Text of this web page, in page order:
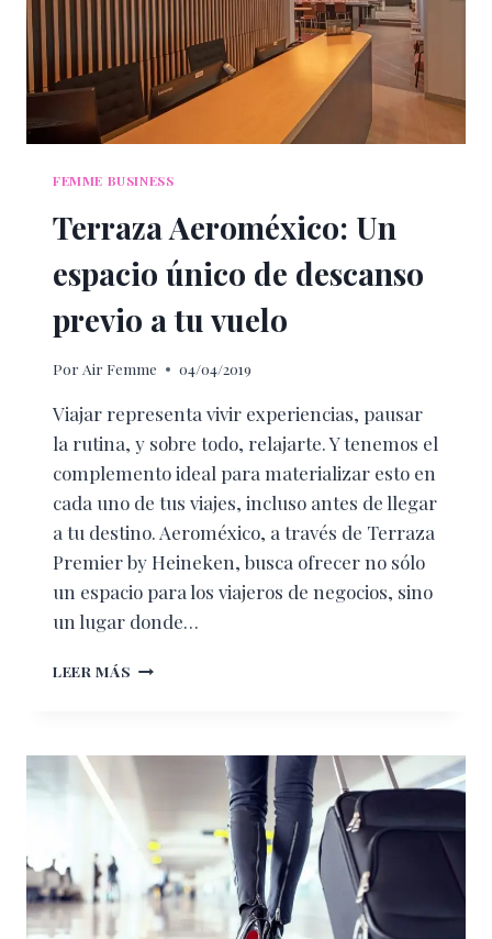
FEMME BUSINESS
Terraza Aeroméxico: Un
espacio único de descanso
previo a tu vuelo
Por Air Femme 04/04/2019
Viajar representa vivir experiencias, pausar
la rutina, y sobre todo, relajarte. Y tenemos el
complemento ideal para materializar esto en
cada uno de tus viajes, incluso antes de llegar
a tu destino. Aeroméxico, a través de Terraza
Premier by Heineken, busca ofrecer no sólo
un espacio para los viajeros de negocios, sino
un lugar donde…
LEER MÁS TERRAZA
ÚNICO
DE
DESCANSO
PREVIO
TU
VUELO